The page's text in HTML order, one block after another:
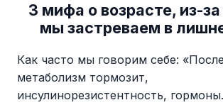
3 мифа о возрасте, из-
мы застреваем в
Как часто мы говорим себе:
метаболизм тормозит,
инсулинорезистентность,